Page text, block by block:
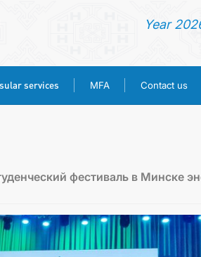
Year
services MFA Contact us
CONSULAR
фестиваль в Минске